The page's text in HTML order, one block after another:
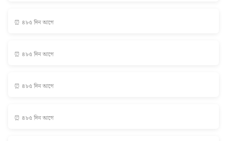
⏰ ৪৮৫ দিন আগে
⏰ ৪৮৫ দিন আগে
⏰ ৪৮৫ দিন আগে
⏰ ৪৮৫ দিন আগে